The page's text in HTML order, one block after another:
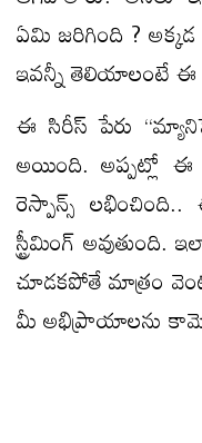
ఏమి జరిగింది ?
ఇవన్నీ తెలియాలంటే ఈ
ఈ సిరీస్ పేరు
అయింది. అప్పట్లో ఈ
రెస్పాన్స్ లభించింది..
స్ట్రీమింగ్ అవుతుంది.
చూడకపోతే మాత్రం
మీ అభిప్రాయాలను